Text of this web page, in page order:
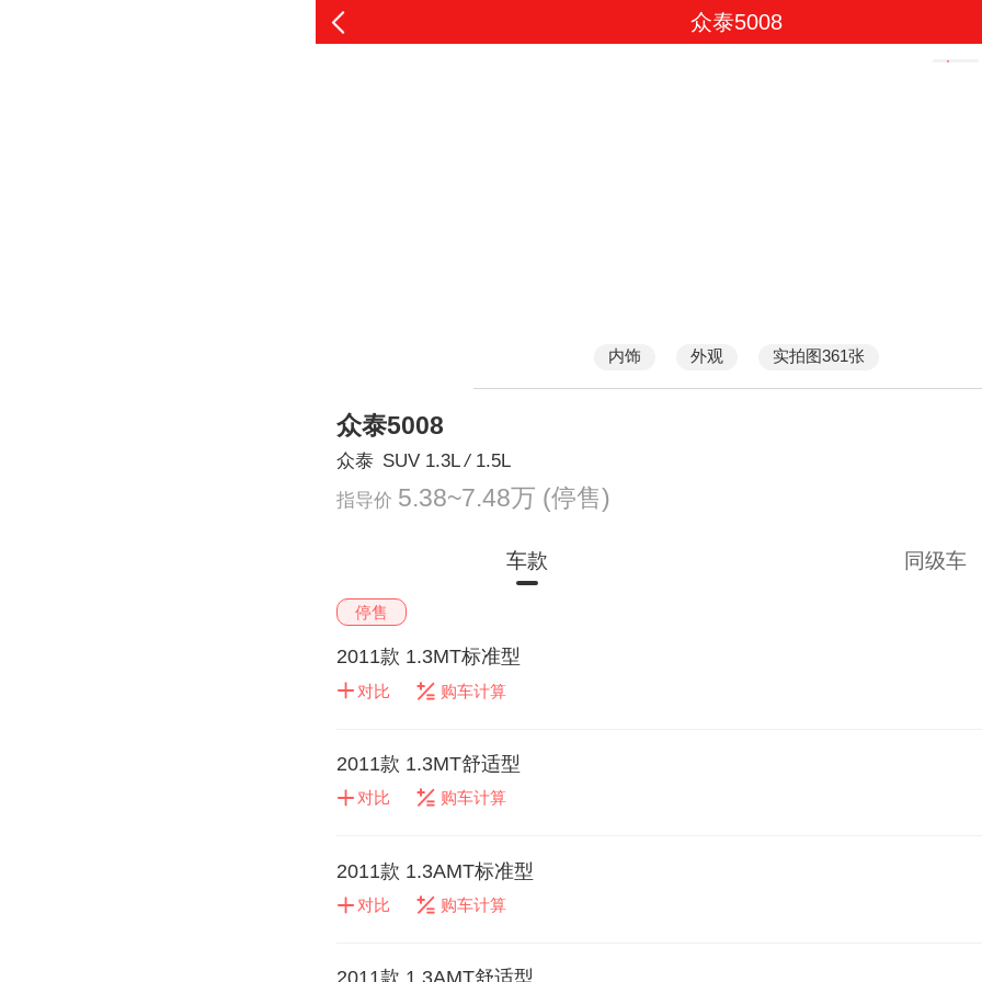
众泰5008
内饰 外观 实拍图361张
众泰5008
众泰 SUV 1.3L/1.5L
指导价 5.38~7.48万 (停售)
车款 同级车
停售
2011款 1.3MT标准型
对比 购车计算
2011款 1.3MT舒适型
对比 购车计算
2011款 1.3AMT标准型
对比 购车计算